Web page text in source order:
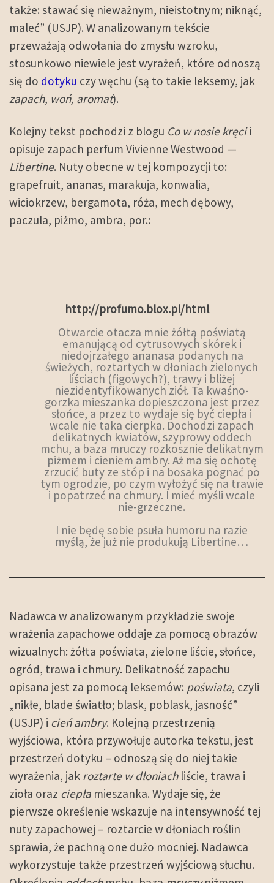
także: stawać się nieważnym, nieistotnym; niknąć,
maleć” (USJP). W analizowanym tekście
przeważają odwołania do zmysłu wzroku,
stosunkowo niewiele jest wyrażeń, które odnoszą
się do dotyku czy węchu (są to takie leksemy, jak
zapach, woń, aromat).
Kolejny tekst pochodzi z blogu Co w nosie kręcii
opisuje zapach perfum Vivienne Westwood —
Libertine. Nuty obecne w tej kompozycji to:
grapefruit, ananas, marakuja, konwalia,
wiciokrzew, bergamota, róża, mech dębowy,
paczula, piżmo, ambra, por.:
http://profumo.blox.pl/html
Otwarcie otacza mnie żółtą poświatą
emanującą od cytrusowych skórek i
niedojrzałego ananasa podanych na
świeżych, roztartych w dłoniach zielonych
liściach (figowych?), trawy i bliżej
niezidentyfikowanych ziół. Ta kwaśno-
gorzka mieszanka dopieszczona jest przez
słońce, a przez to wydaje się być ciepła i
wcale nie taka cierpka. Dochodzi zapach
delikatnych kwiatów, szyprowy oddech
mchu, a baza mruczy rozkosznie delikatnym
piżmem i cieniem ambry. Aż ma się ochotę
zrzucić buty ze stóp i na bosaka pognać po
tym ogrodzie, po czym wyłożyć się na trawie
i popatrzeć na chmury. I mieć myśli wcale
nie-grzeczne.
I nie będę sobie psuła humoru na razie
myślą, że już nie produkują Libertine…
Nadawca w analizowanym przykładzie swoje
wrażenia zapachowe oddaje za pomocą obrazów
wizualnych: żółta poświata, zielone liście, słońce,
ogród, trawa i chmury. Delikatność zapachu
opisana jest za pomocą leksemów: poświata, czyli
„nikłe, blade światło; blask, poblask, jasność”
(USJP) i cień ambry. Kolejną przestrzenią
wyjściowa, która przywołuje autorka tekstu, jest
przestrzeń dotyku – odnoszą się do niej takie
wyrażenia, jak roztarte w dłoniachliście, trawa i
zioła oraz ciepła mieszanka. Wydaje się, że
pierwsze określenie wskazuje na intensywność tej
nuty zapachowej – roztarcie w dłoniach roślin
sprawia, że pachną one dużo mocniej. Nadawca
wykorzystuje także przestrzeń wyjściową słuchu.